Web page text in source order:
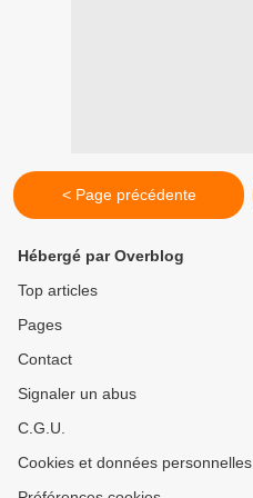
< Page précédente
Hébergé par Overblog
Top articles
Pages
Contact
Signaler un abus
C.G.U.
Cookies et données personnelles